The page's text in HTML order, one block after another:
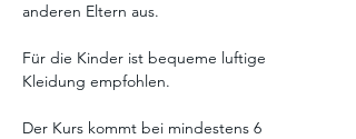
anderen Eltern aus.
Für die Kinder ist bequeme luftige
Kleidung empfohlen.
Der Kurs kommt bei mindestens 6